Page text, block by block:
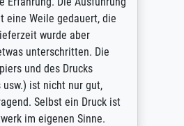
eine Weile gedauert, die
wurde aber
unterschritten. Die
und des Drucks
usw.) ist nicht nur gut,
Selbst ein Druck ist
im eigenen Sinne.